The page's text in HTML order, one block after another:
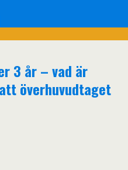
3 år – vad är
överhuvudtaget